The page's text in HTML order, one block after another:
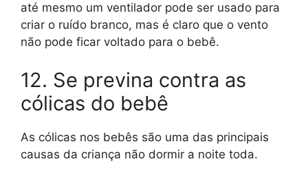
até mesmo um ventilador pode ser usado para
criar o ruído branco, mas é claro que o vento
não pode ficar voltado para o bebê.
12. Se previna contra as
cólicas do bebê
As cólicas nos bebês são uma das principais
causas da criança não dormir a noite toda.